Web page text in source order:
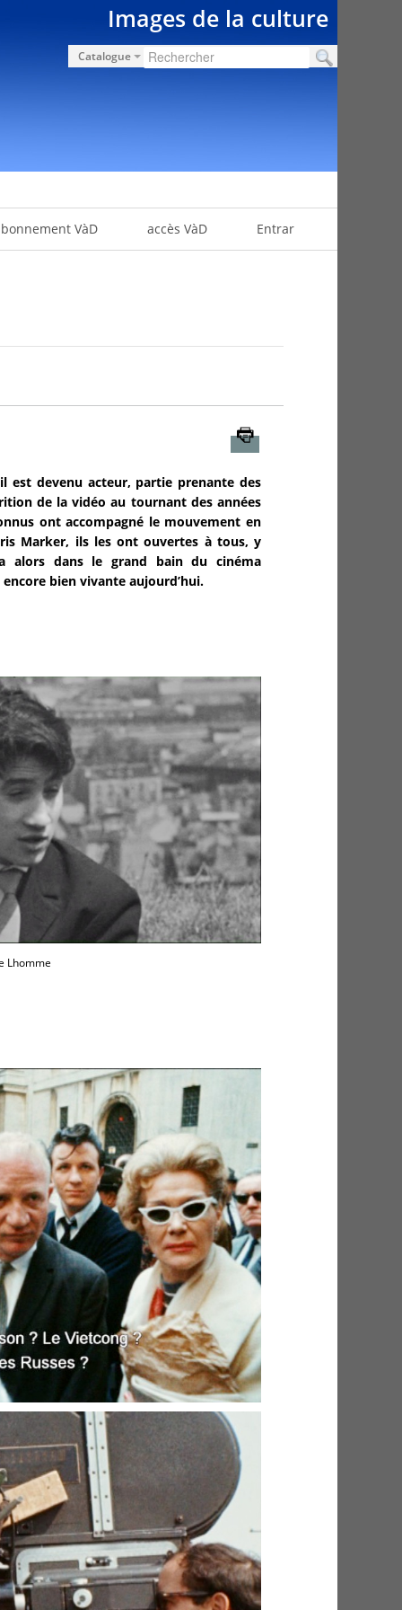
Images de la culture
Catalogue
VàD accès VàD Entrar
est devenu acteur, partie prenante des
de la vidéo au tournant des années
ont accompagné le mouvement en
Marker, ils les ont ouvertes à tous, y
alors dans le grand bain du cinéma
bien vivante aujourd’hui.
Lhomme